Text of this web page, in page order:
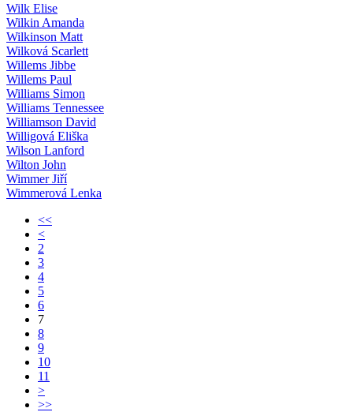
Wilk Elise
Wilkin Amanda
Wilkinson Matt
Wilková Scarlett
Willems Jibbe
Willems Paul
Williams Simon
Williams Tennessee
Williamson David
Willigová Eliška
Wilson Lanford
Wilton John
Wimmer Jiří
Wimmerová Lenka
<<
<
2
3
4
5
6
7
8
9
10
11
>
>>